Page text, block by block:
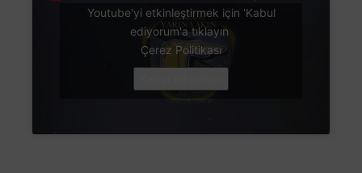
Youtube'yi etkinleştirmek için 'Kabul
ediyorum'a tıklayın
Çerez Politikası